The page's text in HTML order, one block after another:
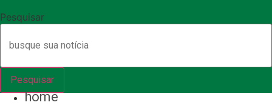
Pesquisar
Pesquisar
home